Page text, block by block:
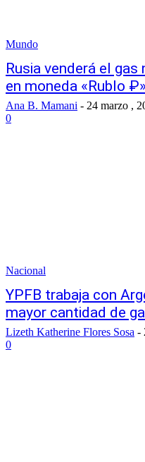
Mundo
Rusia venderá el
en moneda «Rublo ₽»
Ana B. Mamani - 24 marzo ,
0
Nacional
YPFB trabaja con
mayor cantidad de
Lizeth Katherine Flores Sosa -
0